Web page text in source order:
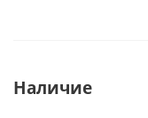
Наличие